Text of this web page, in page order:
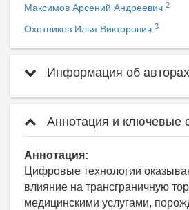
Максимов Арсений Андреевич 2
Охотников Илья Викторович 3
Информация об
Аннотация и ключевые
Аннотация:
Цифровые технологии
влияние на трансграничную
медицинскими услугами,